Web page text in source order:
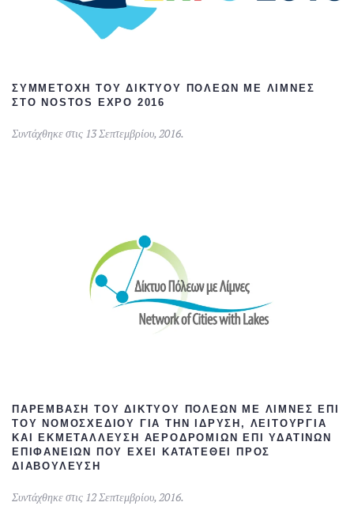
ΣΥΜΜΕΤΟΧΉ ΤΟΥ ΔΙΚΤΎΟΥ ΠΌΛΕΩΝ ΜΕ ΛΊΜΝΕΣ
ΣΤΟ NOSTOS EXPO 2016
Συντάχθηκε στις 13 Σεπτεμβρίου, 2016.
ΠΑΡΈΜΒΑΣΗ ΤΟΥ ΔΙΚΤΎΟΥ ΠΌΛΕΩΝ ΜΕ ΛΊΜΝΕΣ ΕΠΊ
ΤΟΥ ΝΟΜΟΣΧΕΔΊΟΥ ΓΙΑ ΤΗΝ ΊΔΡΥΣΗ, ΛΕΙΤΟΥΡΓΊΑ
ΚΑΙ ΕΚΜΕΤΆΛΛΕΥΣΗ ΑΕΡΟΔΡΟΜΊΩΝ ΕΠΊ ΥΔΆΤΙΝΩΝ
ΕΠΙΦΑΝΕΙΏΝ ΠΟΥ ΈΧΕΙ ΚΑΤΑΤΕΘΕΊ ΠΡΟΣ
ΔΙΑΒΟΎΛΕΥΣΗ
Συντάχθηκε στις 12 Σεπτεμβρίου, 2016.